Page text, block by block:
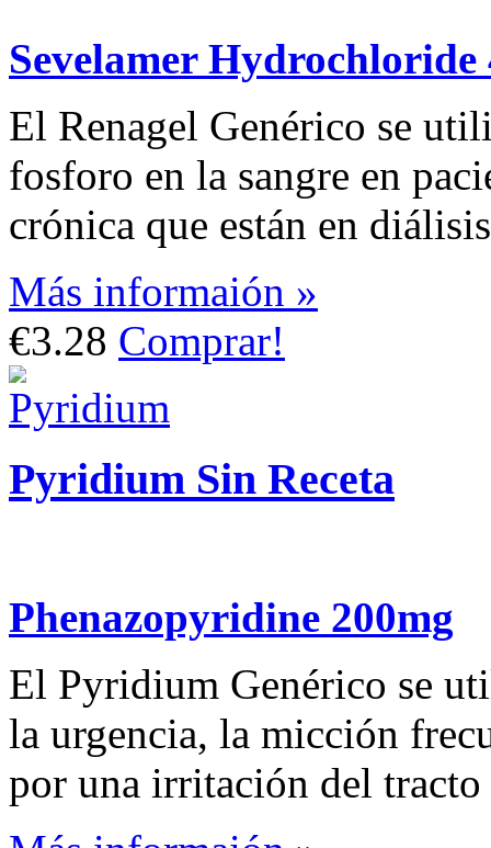
Sevelamer Hydrochloride
El Renagel Genérico se
fosforo en la sangre en
crónica que están en
Más informaión »
€3.28 Comprar!
Pyridium Sin Receta
Phenazopyridine 200mg
El Pyridium Genérico se
la urgencia, la micción
por una irritación del